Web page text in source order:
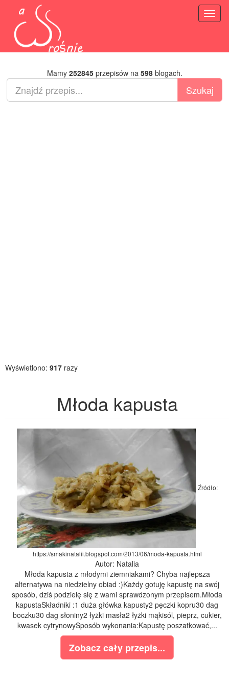
Mamy 252845przepisów na 598blogach.
Wyświetlono: 917 razy
Młoda kapusta
Źródło:
https://smakinatalii.blogspot.com/2013/06/moda-kapusta.html
Autor: Natalia
Młoda kapusta z młodymi ziemniakami? Chyba najlepsza
alternatywa na niedzielny obiad :)Każdy gotuję kapustę na swój
sposób, dziś podzielę się z wami sprawdzonym przepisem.Młoda
kapustaSkładniki :1 duża główka kapusty2 pęczki kopru30 dag
boczku30 dag słoniny2 łyżki masła2 łyżki mąkisól, pieprz, cukier,
kwasek cytrynowySposób wykonania:Kapustę poszatkować,...
Zobacz cały przepis...